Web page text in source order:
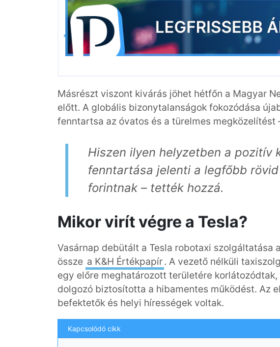
Másrészt viszont kivárás jöhet hétfőn a Magyar
előtt. A globális bizonytalanságok fokozódása
fenntartsa az óvatos és a türelmes megközelítést
Hiszen ilyen helyzetben a pozitív
fenntartása jelenti a legfőbb
forintnak – tették hozzá.
Mikor virít végre a Tesla?
Vasárnap debütált a Tesla robotaxi szolgáltatása
össze a K&H Értékpapír. A vezető nélküli
egy előre meghatározott területére
dolgozó biztosította a hibamentes működést. Az
befektetők és helyi hírességek voltak.
Kapcsolódó cikk